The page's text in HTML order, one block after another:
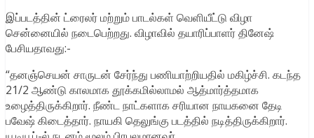
இப்படத்தின் ட்ரைலர் மற்றும் பாடல்கள் வெளியீட்டு விழா
சென்னையில் நடைபெற்றது. விழாவில் தயாரிப்பாளர் தினேஷ்
பேசியதாவது:-
“தனஞ்செயன் சாருடன் சேர்ந்து பணியாற்றியதில் மகிழ்ச்சி. கடந்த
21/2 ஆண்டு காலமாக தூக்கமில்லாமல் ஆத்மார்த்தமாக
உழைத்திருக்கிறார். நீண்ட நாட்களாக சரியான நாயகனை தேடி
பவேஷ் கிடைத்தார். நாயகி தெலுங்கு படத்தில் நடித்திருக்கிறார்.